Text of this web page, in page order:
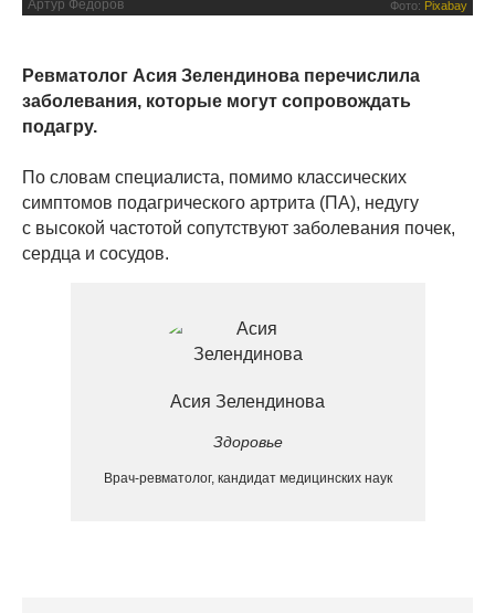
Артур Федоров Фото: Pixabay
Ревматолог Асия Зелендинова перечислила
заболевания, которые могут сопровождать
подагру.
По словам специалиста, помимо классических
симптомов подагрического артрита (ПА), недугу
с высокой частотой сопутствуют заболевания почек,
сердца и сосудов.
Асия Зелендинова
Здоровье
Врач-ревматолог, кандидат медицинских наук